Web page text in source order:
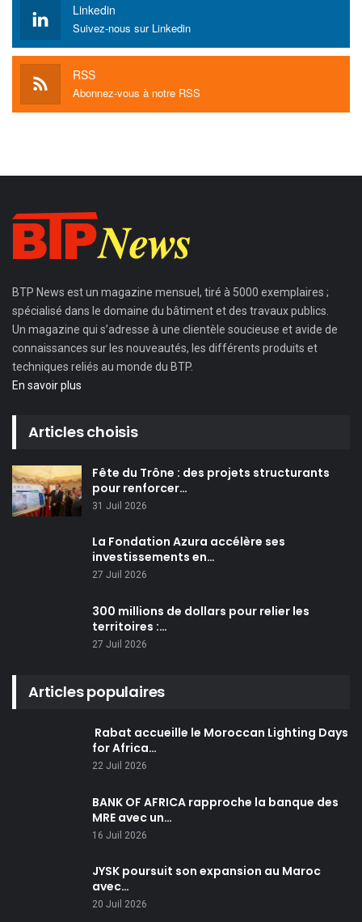
Linkedin
Suivez-nous sur Linkedin
RSS
Abonnez-vous à notre RSS
BTP News est un magazine mensuel, tiré à 5000 exemplaires ;
spécialisé dans le domaine du bâtiment et des travaux publics.
Un magazine qui s’adresse à une clientèle soucieuse et avide de
connaissances sur les nouveautés, les différents produits et
techniques reliés au monde du BTP.
En savoir plus
Articles choisis
Fête du Trône : des projets structurants
pour renforcer…
31 Juil 2026
La Fondation Azura accélère ses
investissements en…
27 Juil 2026
300 millions de dollars pour relier les
territoires :…
27 Juil 2026
Articles populaires
Rabat accueille le Moroccan Lighting Days
for Africa…
22 Juil 2026
BANK OF AFRICA rapproche la banque des
MRE avec un…
16 Juil 2026
JYSK poursuit son expansion au Maroc
avec…
20 Juil 2026